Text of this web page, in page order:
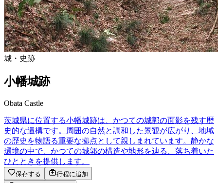
城・史跡
小幡城跡
Obata Castle
茨城県に位置する小幡城跡は、かつての城郭の面影を残す歴
史的な遺構です。周囲の自然と調和した景観が広がり、地域
の歴史を物語る重要な拠点として親しまれています。静かな
環境の中で、かつての城郭の構造や地形を辿る、落ち着いた
ひとときを提供します。
保存する
行程に追加